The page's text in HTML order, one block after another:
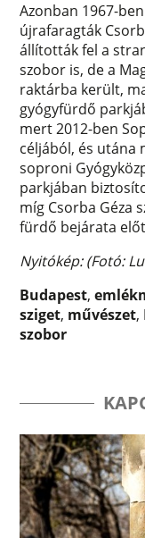
Azonban 1967-
újrafaragták
állították fel a
szobor is, de a
raktárba került,
gyógyfürdő
mert 2012-ben
céljából, és utána
soproni
parkjában
míg Csorba Géza
fürdő bejárata
Nyitókép: (Fotó:
Budapest,
sziget, művészet,
szobor